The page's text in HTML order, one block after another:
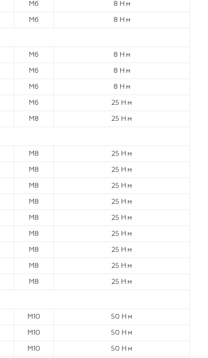
М6 8 Н·м
М6 8 Н·м
М6 8 Н·м
М6 8 Н·м
М6 8 Н·м
М6 25 Н·м
М8 25 Н·м
М8 25 Н·м
М8 25 Н·м
М8 25 Н·м
М8 25 Н·м
М8 25 Н·м
М8 25 Н·м
М8 25 Н·м
М8 25 Н·м
М8 25 Н·м
М10 50 Н·м
М10 50 Н·м
М10 50 Н·м